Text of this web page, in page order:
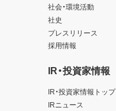
社会・環境活動
社史
プレスリリース
採用情報
IR・投資家情報
IR・投資家情報トップ
IRニュース